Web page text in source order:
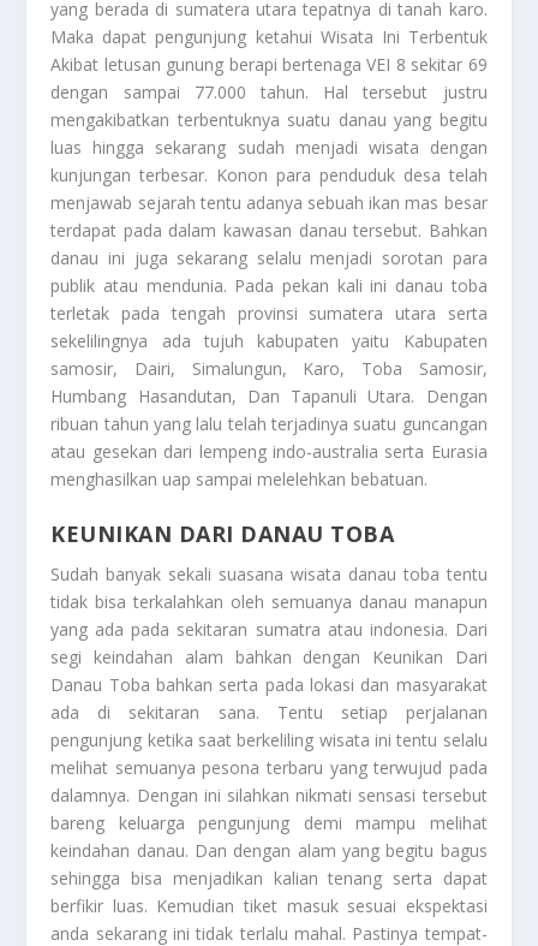
yang berada di sumatera utara tepatnya di tanah karo.
Maka dapat pengunjung ketahui Wisata Ini Terbentuk
Akibat letusan gunung berapi bertenaga VEI 8 sekitar 69
dengan sampai 77.000 tahun. Hal tersebut justru
mengakibatkan terbentuknya suatu danau yang begitu
luas hingga sekarang sudah menjadi wisata dengan
kunjungan terbesar. Konon para penduduk desa telah
menjawab sejarah tentu adanya sebuah ikan mas besar
terdapat pada dalam kawasan danau tersebut. Bahkan
danau ini juga sekarang selalu menjadi sorotan para
publik atau mendunia. Pada pekan kali ini danau toba
terletak pada tengah provinsi sumatera utara serta
sekelilingnya ada tujuh kabupaten yaitu Kabupaten
samosir, Dairi, Simalungun, Karo, Toba Samosir,
Humbang Hasandutan, Dan Tapanuli Utara. Dengan
ribuan tahun yang lalu telah terjadinya suatu guncangan
atau gesekan dari lempeng indo-australia serta Eurasia
menghasilkan uap sampai melelehkan bebatuan.
KEUNIKAN DARI DANAU TOBA
Sudah banyak sekali suasana wisata danau toba tentu
tidak bisa terkalahkan oleh semuanya danau manapun
yang ada pada sekitaran sumatra atau indonesia. Dari
segi keindahan alam bahkan dengan
Keunikan Dari
Danau Toba bahkan serta pada lokasi dan masyarakat
ada di sekitaran sana. Tentu setiap perjalanan
pengunjung ketika saat berkeliling wisata ini tentu selalu
melihat semuanya pesona terbaru yang terwujud pada
dalamnya. Dengan ini silahkan nikmati sensasi tersebut
bareng keluarga pengunjung demi mampu melihat
keindahan danau. Dan dengan alam yang begitu bagus
sehingga bisa menjadikan kalian tenang serta dapat
berfikir luas. Kemudian tiket masuk sesuai ekspektasi
anda sekarang ini tidak terlalu mahal. Pastinya tempat-